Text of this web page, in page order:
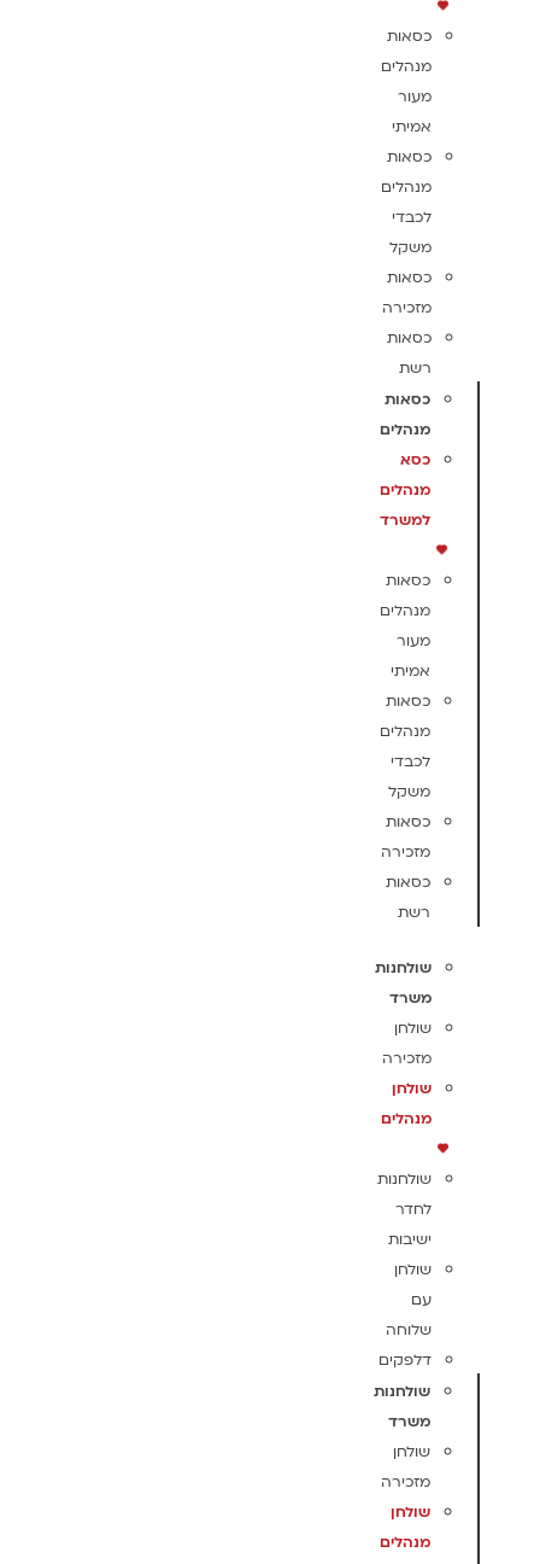
כסאות
מנהלים
מעור
אמיתי
כסאות
מנהלים
לכבדי
משקל
כסאות
מזכירה
כסאות
רשת
כסאות
מנהלים
כסא
מנהלים
למשרד
כסאות
מנהלים
מעור
אמיתי
כסאות
מנהלים
לכבדי
משקל
כסאות
מזכירה
כסאות
רשת
שולחנות
משרד
שולחן
מזכירה
שולחן
מנהלים
שולחנות
לחדר
ישיבות
שולחן
עם
שלוחה
דלפקים
שולחנות
משרד
שולחן
מזכירה
שולחן
מנהלים